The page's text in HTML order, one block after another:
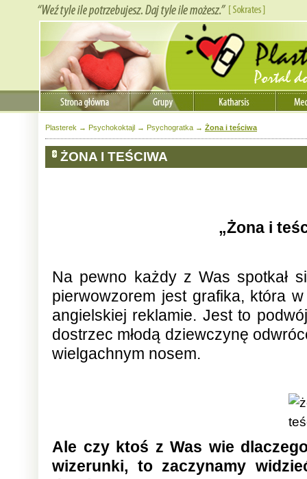
Plasterek → Psychokoktajl → Psychogratka → Żona i teściwa
ŻONA I TEŚCIWA
„Żona i
Na pewno każdy z Was spotkał
pierwowzorem jest grafika, która
angielskiej reklamie. Jest to
dostrzec młodą dziewczynę
wielgachnym nosem.
Ale czy ktoś z Was wie
wizerunki, to zaczynamy